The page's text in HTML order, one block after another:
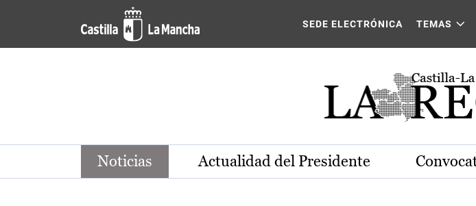
Pasar al contenido principal
Noticias de la región de Castilla-La Mancha
SEDE ELECTRÓNICA TEMAS
Noticias Actualidad del Presidente